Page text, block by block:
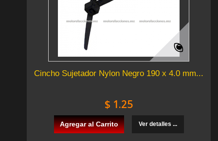
Cincho Sujetador Nylon Negro 190 x 4.0 mm...
$ 1.25
Agregar al Carrito Ver detalles ...